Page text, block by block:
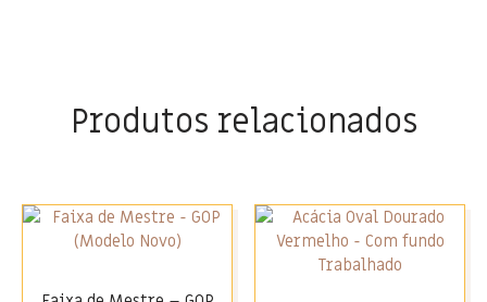
Produtos relacionados